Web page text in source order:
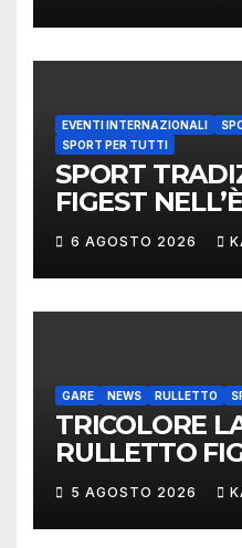
EVENTI INTERNAZIONALI
SPORT PER TUTTI
SPORT
FIGEST
MONDIALE:
CONVEGNO
6 AGOSTO 2026
GARE NEWS RULLETTO
TRICOLORE
RULLETTO
DI CASTELLO
MARCHIGIANI
5 AGOSTO 2026